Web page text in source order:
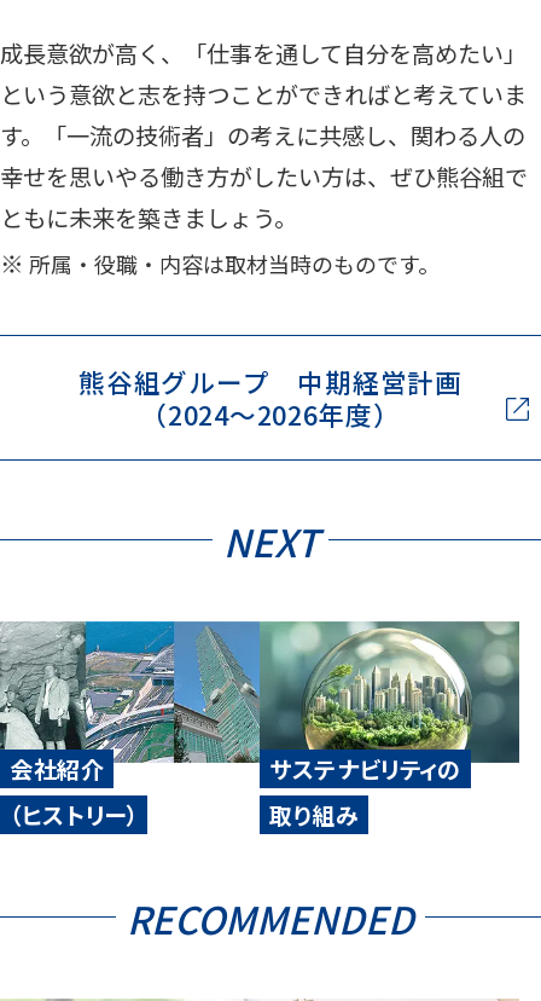
成長意欲が高く、「仕事を通して自分を高めたい」
という意欲と志を持つことができればと考えていま
す。「一流の技術者」の考えに共感し、関わる人の
幸せを思いやる働き方がしたい方は、ぜひ熊谷組で
ともに未来を築きましょう。
所属・役職・内容は取材当時のものです。
熊谷組グループ 中期経営計画
（2024～2026年度）
NEXT
会社紹介
（ヒストリー）
サステナビリティの
取り組み
RECOMMENDED